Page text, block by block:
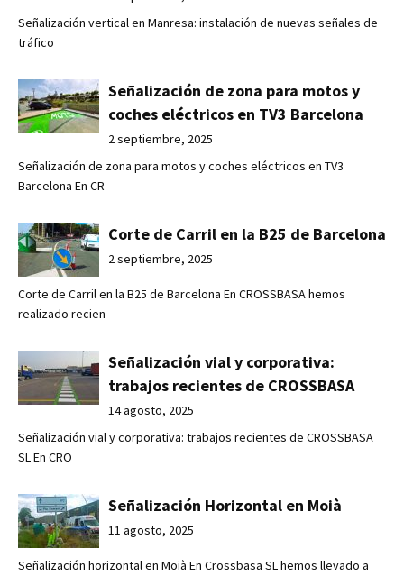
Señalización vertical en Manresa: instalación de nuevas señales de
tráfico
Señalización de zona para motos y
coches eléctricos en TV3 Barcelona
2 septiembre, 2025
Señalización de zona para motos y coches eléctricos en TV3
Barcelona En CR
Corte de Carril en la B25 de Barcelona
2 septiembre, 2025
Corte de Carril en la B25 de Barcelona En CROSSBASA hemos
realizado recien
Señalización vial y corporativa:
trabajos recientes de CROSSBASA
14 agosto, 2025
Señalización vial y corporativa: trabajos recientes de CROSSBASA
SL En CRO
Señalización Horizontal en Moià
11 agosto, 2025
Señalización horizontal en Moià En Crossbasa SL hemos llevado a